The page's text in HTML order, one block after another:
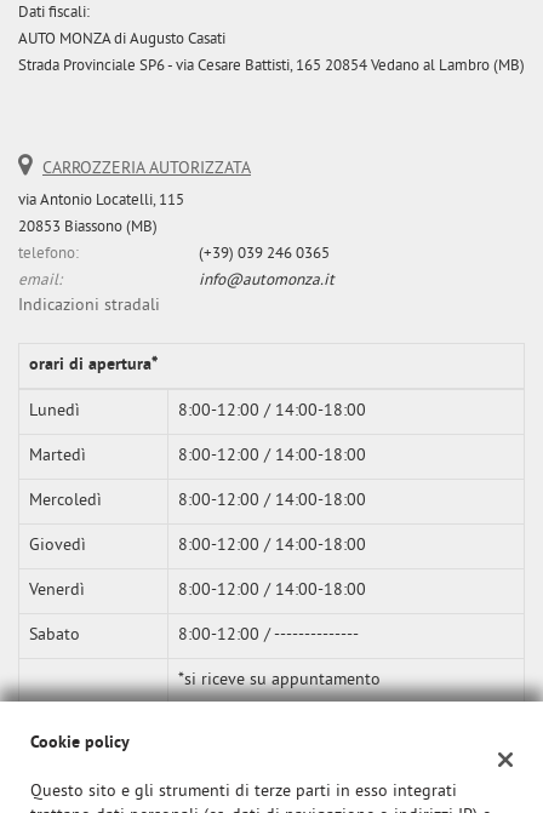
Dati fiscali:
AUTO MONZA di Augusto Casati
Strada Provinciale SP6 - via Cesare Battisti, 165 20854 Vedano al Lambro (MB)
CARROZZERIA AUTORIZZATA
via Antonio Locatelli, 115
20853 Biassono (MB)
telefono:
(+39) 039 246 0365
email:
info@automonza.it
Indicazioni stradali
orari di apertura*
Lunedì 8:00-12:00 / 14:00-18:00
Martedì 8:00-12:00 / 14:00-18:00
Mercoledì 8:00-12:00 / 14:00-18:00
Giovedì 8:00-12:00 / 14:00-18:00
Venerdì 8:00-12:00 / 14:00-18:00
Sabato 8:00-12:00 / --------------
*si riceve su appuntamento
Cookie policy
Questo sito e gli strumenti di terze parti in esso integrati